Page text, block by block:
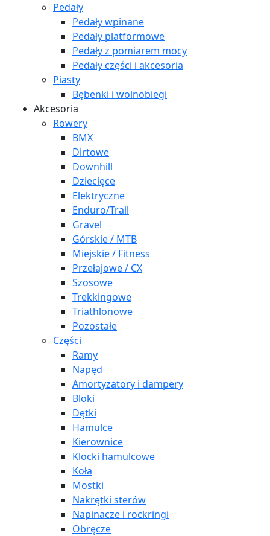
Pedały
Pedały wpinane
Pedały platformowe
Pedały z pomiarem mocy
Pedały części i akcesoria
Piasty
Bębenki i wolnobiegi
Akcesoria
Rowery
BMX
Dirtowe
Downhill
Dziecięce
Elektryczne
Enduro/Trail
Gravel
Górskie / MTB
Miejskie / Fitness
Przełajowe / CX
Szosowe
Trekkingowe
Triathlonowe
Pozostałe
Części
Ramy
Napęd
Amortyzatory i dampery
Bloki
Dętki
Hamulce
Kierownice
Klocki hamulcowe
Koła
Mostki
Nakrętki sterów
Napinacze i rockringi
Obręcze